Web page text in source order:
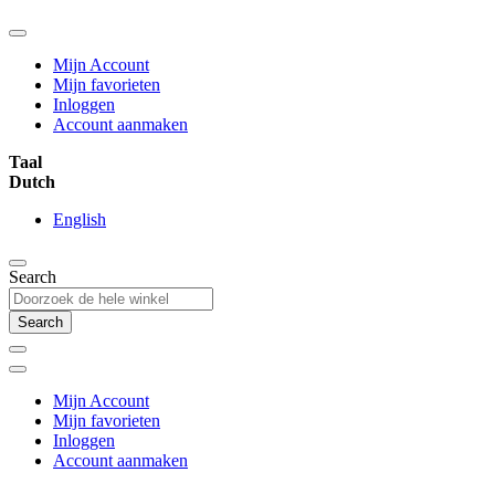
Mijn Account
Mijn favorieten
Inloggen
Account aanmaken
Taal
Dutch
English
Search
Search
Mijn Account
Mijn favorieten
Inloggen
Account aanmaken